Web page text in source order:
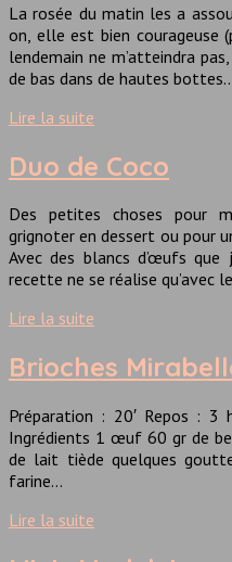
La rosée du matin les a
on, elle est bien courageuse
lendemain ne m’atteindra
de bas dans de hautes
Lire la suite
Duo de Coco
Des petites choses pour
grignoter en dessert ou pour
Avec des blancs d’œufs que
recette ne se réalise qu’avec
Lire la suite
Brioches
Préparation : 20′ Repos :
Ingrédients 1 œuf 60 gr de
de lait tiède quelques
farine…
Lire la suite